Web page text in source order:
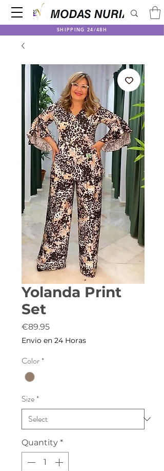
SHIPPING 24/48H
Yolanda Print
Set
€89.95Price
Envio en 24 Horas
Color*
Size*
Quantity *